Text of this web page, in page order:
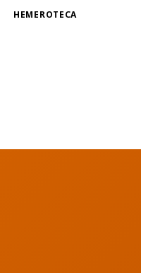
HEMEROTECA